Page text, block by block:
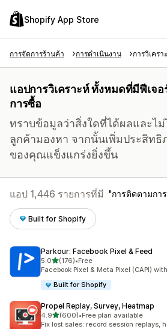
Shopify App Store
การจัดการร้านค้า การดำเนินงาน การวิเครา
แอปการวิเคราะห์ ทั้งหมดที่มีฟีเจ
การซื้อ
ทราบข้อมูลว่าสิ่งใดที่ได้ผลและไ
ลูกค้ามองหา จากนั้นเพิ่มประสิทธิ
ของคุณแข็งแกร่งยิ่งขึ้น
แอป 1,446 รายการที่มี การติดตามกา
Built for Shopify
Parkour: Facebook Pixel & Feed
5.0เต็ม 5 ดาว
(176)
ทั้งหมด 176 รีวิว
•Free
Facebook Pixel & Meta Pixel (CAPI)
Built for Shopify
Propel Replay, Survey, Heatmap
4.9เต็ม 5 ดาว
(600)
ทั้งหมด 600 รีวิว
•Free plan available
Fix lost sales: record session replays,